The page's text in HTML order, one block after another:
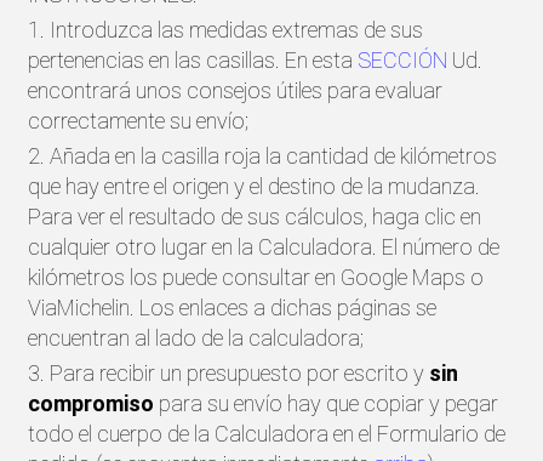
1. Introduzca las medidas extremas de sus
pertenencias en las casillas. En esta SECCIÓN Ud.
encontrará unos consejos útiles para evaluar
correctamente su envío;
2. Añada en la casilla roja la cantidad de kilómetros
que hay entre el origen y el destino de la mudanza.
Para ver el resultado de sus cálculos, haga clic en
cualquier otro lugar en la Calculadora. El número de
kilómetros los puede consultar en Google Maps o
ViaMichelin. Los enlaces a dichas páginas se
encuentran al lado de la calculadora;
3. Para recibir un presupuesto por escrito y sin
compromiso para su envío hay que copiar y pegar
todo el cuerpo de la Calculadora en el Formulario de